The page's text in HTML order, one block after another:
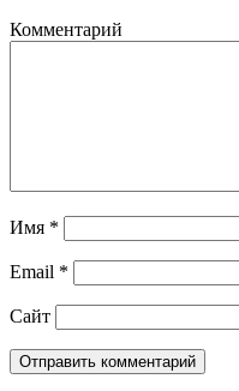
Комментарий
Имя *
Email *
Сайт